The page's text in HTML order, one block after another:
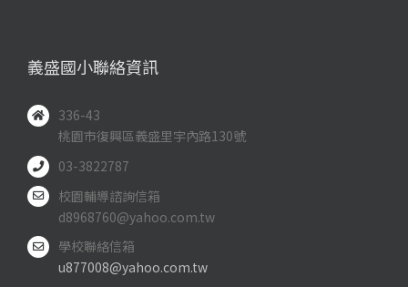
義盛國小聯絡資訊
336-43
桃園市復興區義盛里宇內路130號
03-3822787
校園輔導諮詢信箱
d8968760@yahoo.com.tw
學校聯絡信箱
u877008@yahoo.com.tw